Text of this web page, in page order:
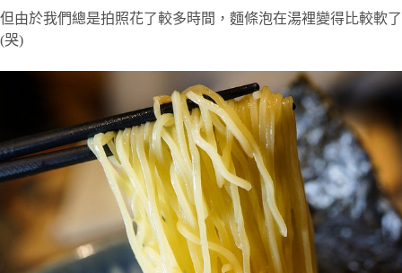
但由於我們總是拍照花了較多時間，麵條泡在湯裡變得比較軟了
(哭)